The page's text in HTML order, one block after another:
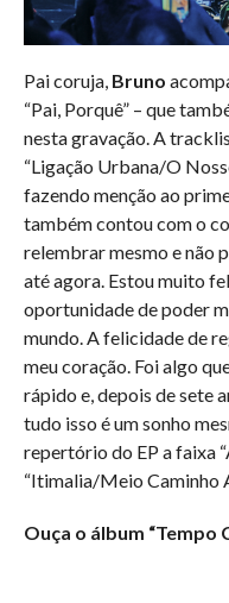
Pai coruja, Bruno
“Pai, Porquê” – que
nesta gravação. A
“Ligação Urbana/O
fazendo menção ao
também contou com o
relembrar mesmo e não
até agora. Estou muito
oportunidade de poder
mundo. A felicidade de
meu coração. Foi algo
rápido e, depois de sete
tudo isso é um sonho
repertório do EP a faixa
“Itimalia/Meio Caminho
Ouça o álbum “Tempo